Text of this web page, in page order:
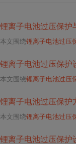
锂离子电池过压保护
本文围绕锂离子电池过压
锂离子电池过压保护
本文围绕锂离子电池过压
锂离子电池过压保护
本文围绕锂离子电池过压
锂离子电池过压保护